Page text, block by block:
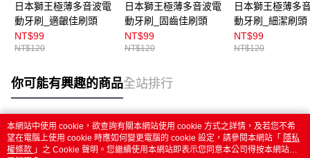
日本獅王極薄多音波電
動牙刷_適齦佳刷頭
NT$99
NT$120
日本獅王極薄多音波電
動牙刷_固齒佳刷頭
NT$99
NT$120
日本獅王極薄多
動牙刷_細潔刷頭
NT$99
NT$120
你可能有興趣的商品全站排行
熱門標籤
本網站中使用 cookie，欲查詢有關本網站使用 cookie 方式之詳情，及若您不希
望在電腦上使用 cookie 時應如何變更電腦的 cookie 設定，請參閱本網站「 隱私
權條款 」之 Cookie 聲明。您繼續使用本網站即表示您同意本公司得按本網站使